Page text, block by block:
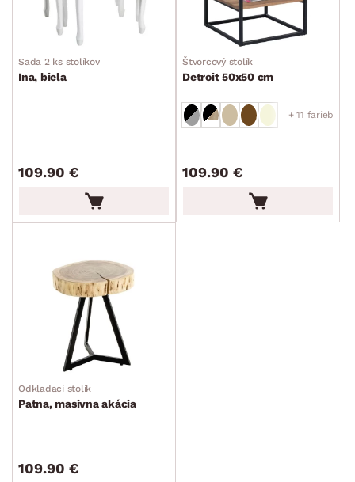
Sada 2 ks stolíkov
Ina, biela
109.90 €
Štvorcový stolík
Detroit 50x50 cm
+ 11 farieb
109.90 €
Odkladací stolík
Patna, masivna akácia
109.90 €